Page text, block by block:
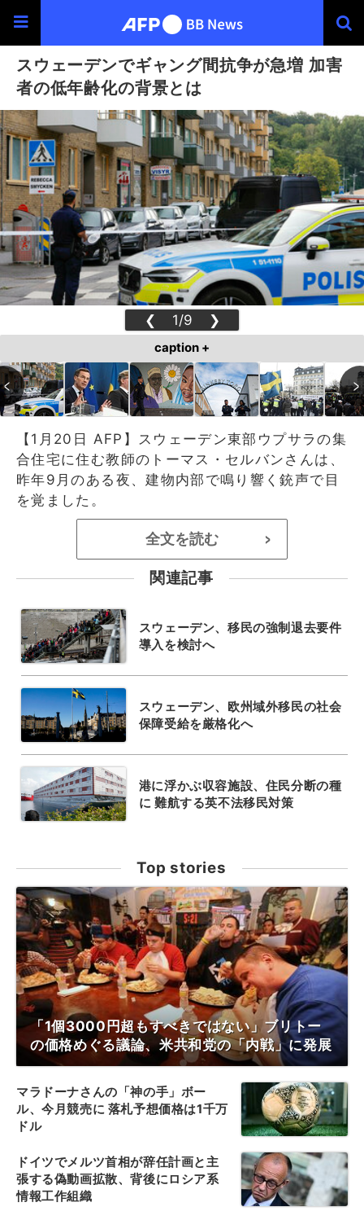
スウェーデンでギャング間抗争が急増 加害
者の低年齢化の背景とは
❮ 1/9 ❯
caption +
【1月20日 AFP】スウェーデン東部ウプサラの集
合住宅に住む教師のトーマス・セルバンさんは、
昨年9月のある夜、建物内部で鳴り響く銃声で目
を覚ました。
全文を読む >
関連記事
スウェーデン、移民の強制退去要件
導入を検討へ
スウェーデン、欧州域外移民の社会
保障受給を厳格化へ
港に浮かぶ収容施設、住民分断の種
に 難航する英不法移民対策
Top stories
「1個3000円超もすべきではない」ブリトー
の価格めぐる議論、米共和党の「内戦」に発展
マラドーナさんの「神の手」ボー
ル、今月競売に 落札予想価格は1千万
ドル
ドイツでメルツ首相が辞任計画と主
張する偽動画拡散、背後にロシア系
情報工作組織